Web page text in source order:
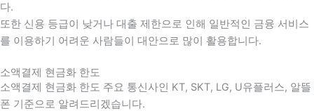
다.
또한 신용 등급이 낮거나 대출 제한으로 인해 일반적인 금융 서비스
를 이용하기 어려운 사람들이 대안으로 많이 활용합니다.
소액결제 현금화 한도
소액결제 현금화 한도 주요 통신사인 KT, SKT, LG, U유플러스, 알뜰
폰 기준으로 알려드리겠습니다.